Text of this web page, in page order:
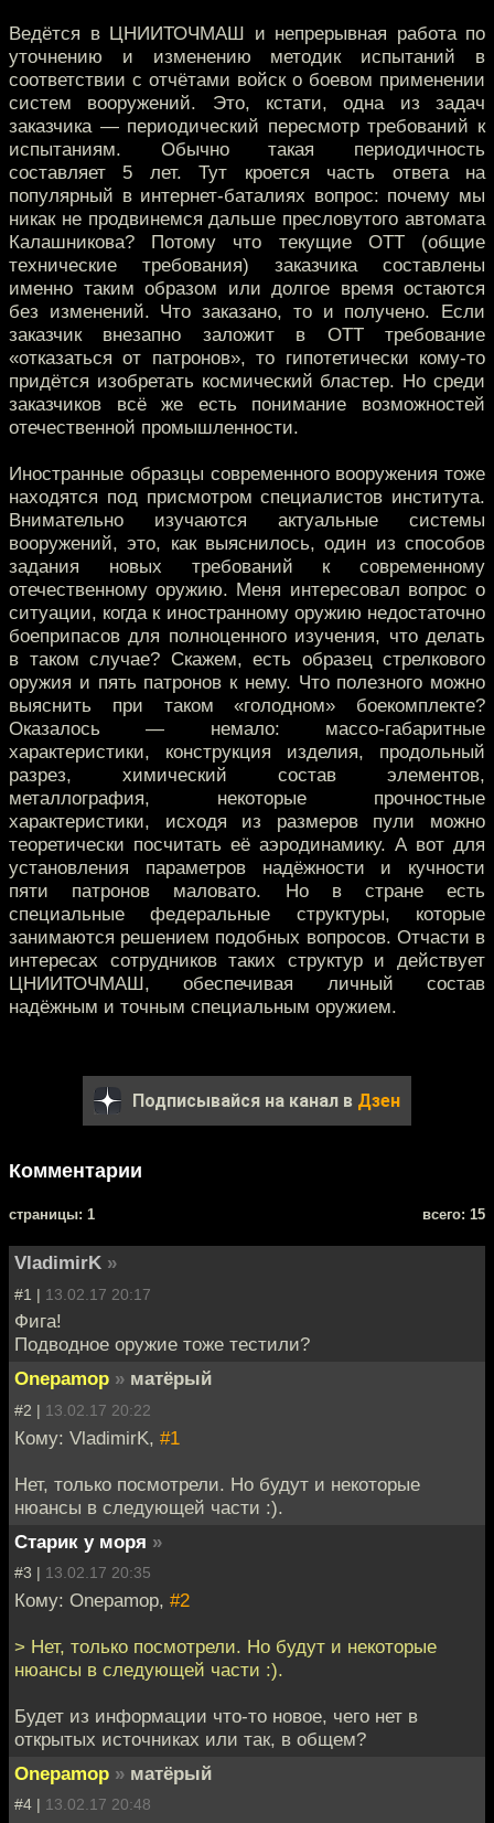
Ведётся в ЦНИИТОЧМАШ и непрерывная работа по
уточнению и изменению методик испытаний в
соответствии с отчётами войск о боевом применении
систем вооружений. Это, кстати, одна из задач
заказчика — периодический пересмотр требований к
испытаниям. Обычно такая периодичность
составляет 5 лет. Тут кроется часть ответа на
популярный в интернет-баталиях вопрос: почему мы
никак не продвинемся дальше пресловутого автомата
Калашникова? Потому что текущие ОТТ (общие
технические требования) заказчика составлены
именно таким образом или долгое время остаются
без изменений. Что заказано, то и получено. Если
заказчик внезапно заложит в ОТТ требование
«отказаться от патронов», то гипотетически кому-то
придётся изобретать космический бластер. Но среди
заказчиков всё же есть понимание возможностей
отечественной промышленности.
Иностранные образцы современного вооружения тоже
находятся под присмотром специалистов института.
Внимательно изучаются актуальные системы
вооружений, это, как выяснилось, один из способов
задания новых требований к современному
отечественному оружию. Меня интересовал вопрос о
ситуации, когда к иностранному оружию недостаточно
боеприпасов для полноценного изучения, что делать
в таком случае? Скажем, есть образец стрелкового
оружия и пять патронов к нему. Что полезного можно
выяснить при таком «голодном» боекомплекте?
Оказалось — немало: массо-габаритные
характеристики, конструкция изделия, продольный
разрез, химический состав элементов,
металлография, некоторые прочностные
характеристики, исходя из размеров пули можно
теоретически посчитать её аэродинамику. А вот для
установления параметров надёжности и кучности
пяти патронов маловато. Но в стране есть
специальные федеральные структуры, которые
занимаются решением подобных вопросов. Отчасти в
интересах сотрудников таких структур и действует
ЦНИИТОЧМАШ, обеспечивая личный состав
надёжным и точным специальным оружием.
Подписывайся на канал в Дзен
Комментарии
cтраницы: 1 всего: 15
VladimirK »
#1 | 13.02.17 20:17
Фига!
Подводное оружие тоже тестили?
Onepamop » матёрый
#2 | 13.02.17 20:22
Кому: VladimirK, #1
Нет, только посмотрели. Но будут и некоторые
нюансы в следующей части :).
Старик у моря »
#3 | 13.02.17 20:35
Кому: Onepamop, #2
> Нет, только посмотрели. Но будут и некоторые
нюансы в следующей части :).
Будет из информации что-то новое, чего нет в
открытых источниках или так, в общем?
Onepamop » матёрый
#4 | 13.02.17 20:48